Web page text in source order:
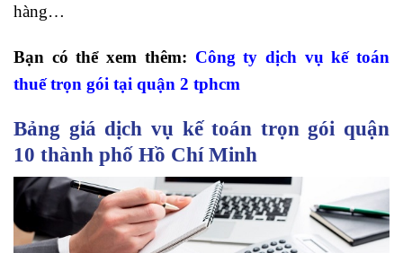
hàng…
Bạn có thể xem thêm: Công ty dịch vụ kế toán
thuế trọn gói tại quận 2 tphcm
Bảng giá dịch vụ kế toán trọn gói quận
10 thành phố Hồ Chí Minh